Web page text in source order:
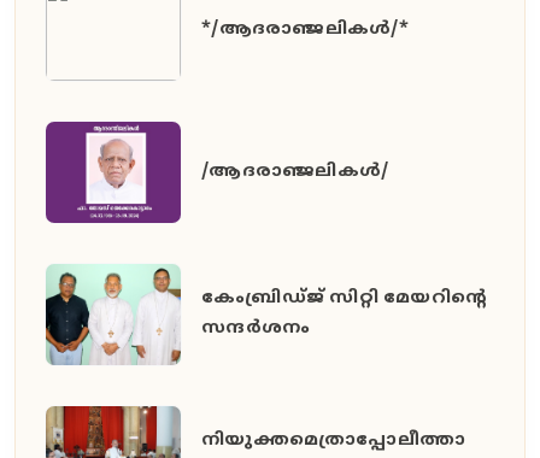
*/ആദരാഞ്ജലികൾ/*
/ആദരാഞ്ജലികൾ/
കേംബ്രിഡ്ജ് സിറ്റി മേയറിൻ്റെ
സന്ദർശനം
നിയുക്തമെത്രാപ്പോലീത്താ